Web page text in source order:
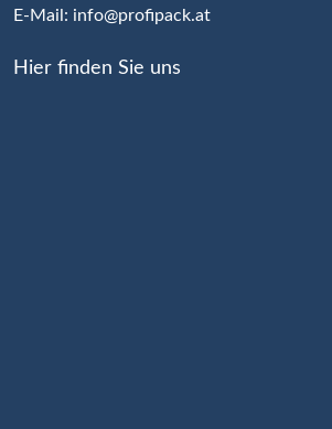
E-Mail: info@profipack.at
Hier finden Sie uns